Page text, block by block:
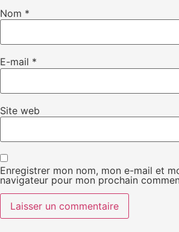
Nom *
E-mail *
Site web
Enregistrer mon nom, mon e-mail et
navigateur pour mon prochain